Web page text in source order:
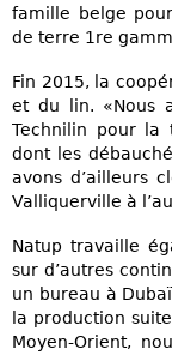
famille belge
de terre 1re
Fin 2015, la
et du lin. «Nous
Technilin pour la
dont les
avons d’ailleurs
Valliquerville à
Natup travaille
sur d’autres
un bureau à
la production
Moyen-Orient,